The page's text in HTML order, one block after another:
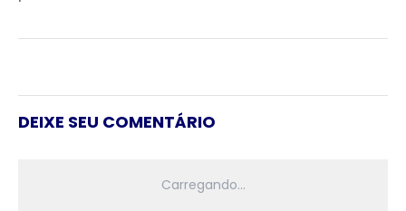
DEIXE SEU COMENTÁRIO